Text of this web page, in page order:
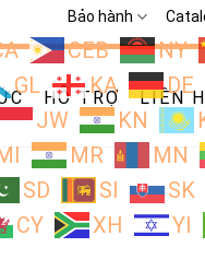
Bảo hành
CEB NY
GL KA DE
JW KN
MR MN
SD SI SK
CY XH YI
HỖ TRỢ LIÊN